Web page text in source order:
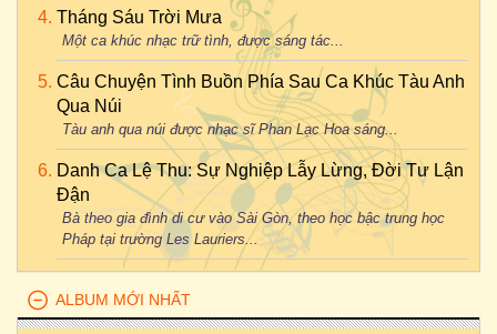
Tháng Sáu Trời Mưa
Một ca khúc nhạc trữ tình, được sáng tác...
Câu Chuyện Tình Buồn Phía Sau Ca Khúc Tàu Anh
Qua Núi
Tàu anh qua núi được nhạc sĩ Phan Lạc Hoa sáng...
Danh Ca Lệ Thu: Sự Nghiệp Lẫy Lừng, Đời Tư Lận
Đận
Bà theo gia đình di cư vào Sài Gòn, theo học bậc trung học
Pháp tại trường Les Lauriers...
ALBUM MỚI NHẤT